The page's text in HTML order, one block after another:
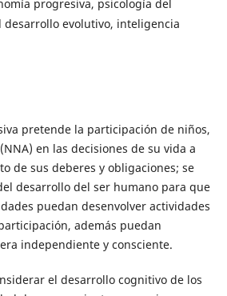
progresiva, psicología del
desarrollo evolutivo, inteligencia
pretende la participación de niños,
en las decisiones de su vida a
de sus deberes y obligaciones; se
desarrollo del ser humano para que
puedan desenvolver actividades
además puedan
independiente y consciente.
el desarrollo cognitivo de los